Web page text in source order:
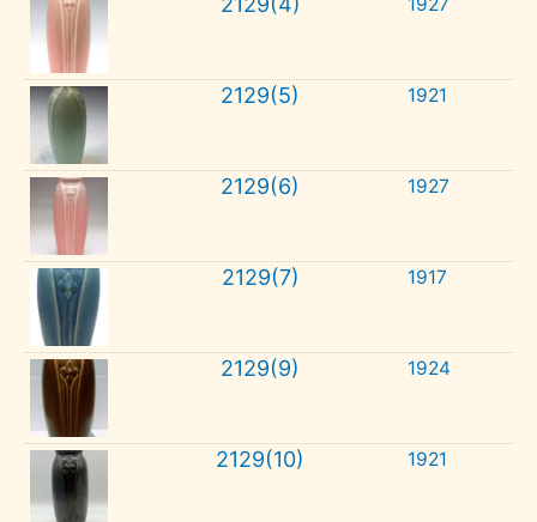
2129(5) 1921
2129(6) 1927
2129(7) 1917
2129(9) 1924
2129(10) 1921